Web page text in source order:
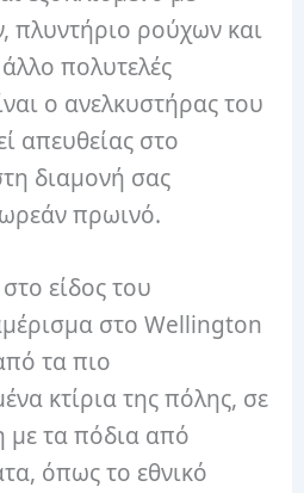
πλυντήριο ρούχων και
πολυτελές
ο ανελκυστήρας του
απευθείας στο
διαμονή σας
πρωινό.
είδος του
στο Wellington
τα πιο
κτίρια της πόλης, σε
με τα πόδια από
όπως το εθνικό